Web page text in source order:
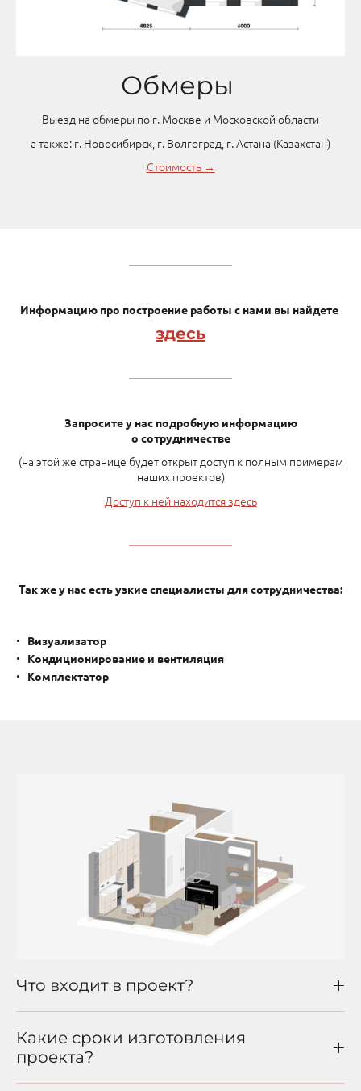
Обмеры
Выезд на обмеры по г. Москве и Московской области
а также: г. Новосибирск, г. Волгоград, г. Астана (Казахстан)
Стоимость →
Информацию про построение работы с нами вы найдете
здесь
Запросите у нас подробную информацию
о сотрудничестве
(на этой же странице будет открыт доступ к полным примерам
наших проектов)
Доступ к ней находится здесь
Так же у нас есть узкие специалисты для сотрудничества:
Визуализатор
Кондиционирование и вентиляция
Комплектатор
Что входит в проект?
Какие сроки изготовления
проекта?